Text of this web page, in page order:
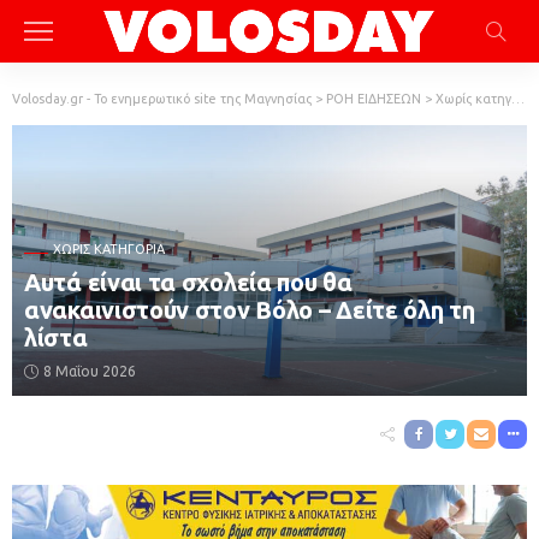
Volosday.gr - Το ενημερωτικό site της Μαγνησίας > ΡΟΗ ΕΙΔΗΣΕΩΝ > Χωρίς κατηγορία
ΧΩΡΊΣ ΚΑΤΗΓΟΡΊΑ
Αυτά είναι τα σχολεία που θα
ανακαινιστούν στον Βόλο – Δείτε όλη τη
λίστα
8 Μαΐου 2026